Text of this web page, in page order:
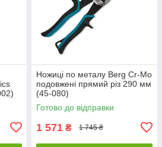
Ножиці по металу Berg Cr-Mo
подовжені прямий різ 290 мм
(45-080)
Готово до відправки
1 571 ₴ 1 745 ₴